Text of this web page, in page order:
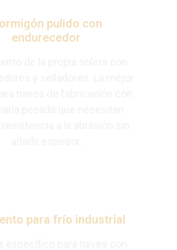
pulido con
endurecedor
para frío industrial